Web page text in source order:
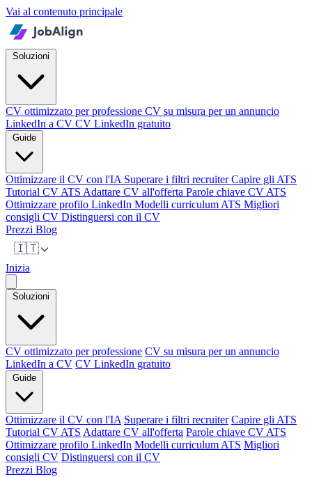
Vai al contenuto principale
CV ottimizzato per professione CV su misura per un annuncio
LinkedIn a CV CV LinkedIn gratuito
Ottimizzare il CV con l'IA Superare i filtri recruiterCapire gli ATS
Tutorial CV ATS Adattare CV all'offerta Parole chiave CV ATS
Ottimizzare profilo LinkedIn Modelli curriculum ATS Migliori
consigli CV Distinguersi con il CV
Prezzi Blog
🇮🇹
Inizia
CV ottimizzato per professione CV su misura per un annuncio
LinkedIn a CV CV LinkedIn gratuito
Ottimizzare il CV con l'IA Superare i filtri recruiter Capire gli ATS
Tutorial CV ATS Adattare CV all'offerta Parole chiave CV ATS
Ottimizzare profilo LinkedIn Modelli curriculum ATS Migliori
consigli CV Distinguersi con il CV
Prezzi Blog